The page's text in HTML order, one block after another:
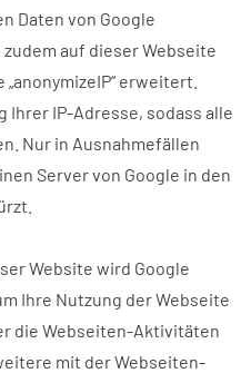
Daten von Google
auf dieser Webseite
erweitert.
Ihrer IP-Adresse, sodass alle
Nur in Ausnahmefällen
Server von Google in den
Website wird Google
Ihre Nutzung der Webseite
die Webseiten-Aktivitäten
mit der Webseiten-